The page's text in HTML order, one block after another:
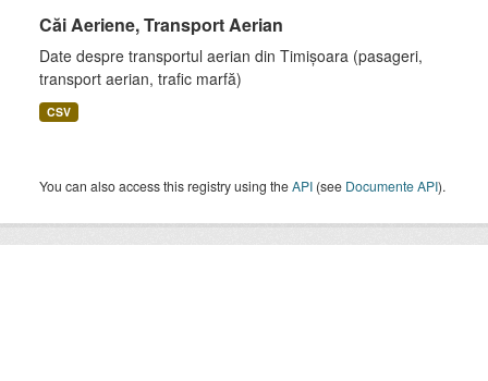
Căi Aeriene, Transport Aerian
Date despre transportul aerian din Timișoara (pasageri,
transport aerian, trafic marfă)
CSV
You can also access this registry using theAPI (see Documente API).